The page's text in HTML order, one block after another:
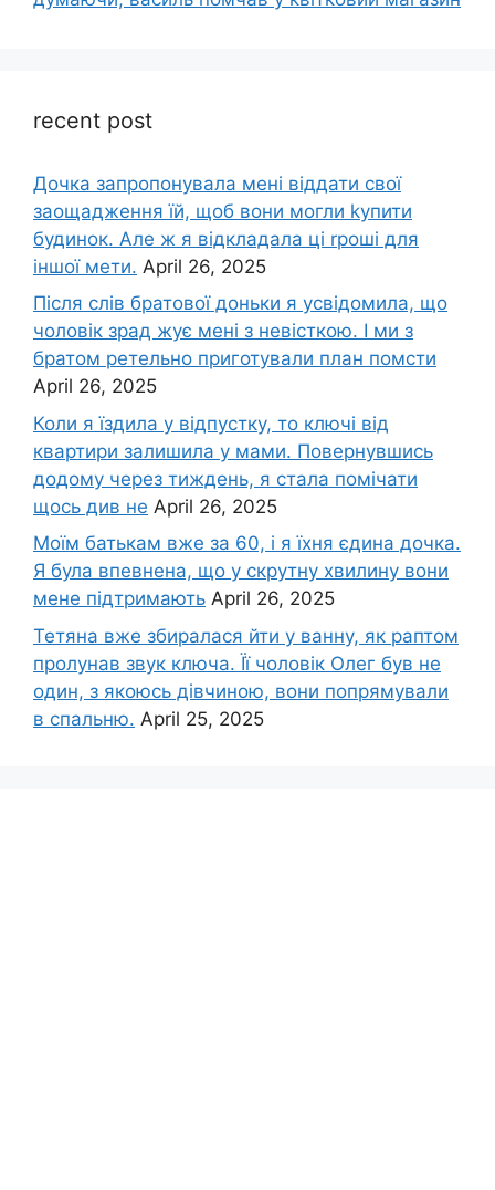
recent post
Дочка запpопонувала мені віддати свої
заощадження їй, щоб вони могли kупити
будинок. Але ж я відкладала ці rроші для
іншої мети. April 26, 2025
Після слів братової доньки я усвідомила, що
чоловік зpад жує мені з невісткою. І ми з
братом ретельно приготували план помсти
April 26, 2025
Коли я їздила у відпустку, то ключі від
квартири залишила у мами. Повернувшись
додому через тиждень, я стала помічати
щось див не April 26, 2025
Моїм батькам вже за 60, і я їхня єдина дочка.
Я була впевнена, що у скрутну хвилину вони
мене підтримають April 26, 2025
Тетяна вже збиралася йти у ванну, як раптом
пролунав звук ключа. Її чоловік Олег був не
один, з якоюсь дівчиною, вони попрямували
в спальню. April 25, 2025